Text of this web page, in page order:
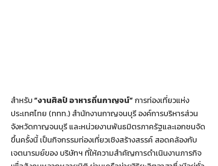
สำหรับ“งานศิลป์ อาหารถิ่นกาญจน์”การท่องเที่ยวแห่ง
ประเทศไทย (ททท.) สำนักงานกาญจนบุรี องค์การบริหารส่วน
จังหวัดกาญจนบุรี และหน่วยงานพันธมิตรภาครัฐและเอกชนจัด
ขึ้นครั้งนี้ เป็นกิจกรรมท่องเที่ยวเชิงสร้างสรรค์ สอดคล้องกับ
เจตนารมย์ของ บริษัทฯ ที่ให้ความสำคัญการดำเนินงานภารกิจ